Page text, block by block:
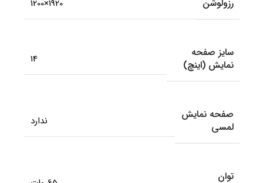
رزولوشن 1920×1200
سایز صفحه
نمایش (اینچ)
14
صفحه نمایش
لمسی
ندارد
توان